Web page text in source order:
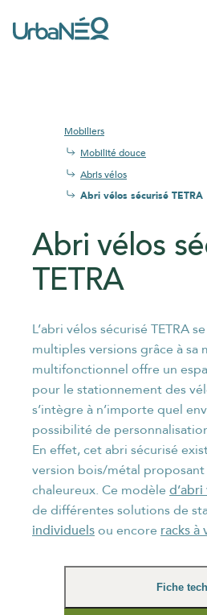
Mobiliers
Mobilité douce
Abris vélos
Abri vélos sécurisé TETRA
Abri vélos
TETRA
L’abri vélos sécurisé TETRA
multiples versions grâce à sa
multifonctionnel offre un
pour le stationnement des
s’intègre à n’importe quel
possibilité de
En effet, cet abri sécurisé
version bois/métal
chaleureux. Ce modèle
de différentes solutions de
individuelsou encore racks à
Fiche
plus brefs
PRÉNOM*